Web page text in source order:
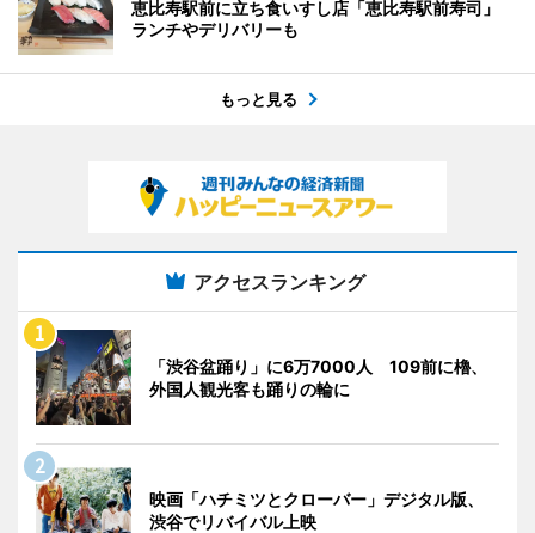
恵比寿駅前に立ち食いすし店「恵比寿駅前寿司」
ランチやデリバリーも
もっと見る
アクセスランキング
「渋谷盆踊り」に6万7000人 109前に櫓、
外国人観光客も踊りの輪に
映画「ハチミツとクローバー」デジタル版、
渋谷でリバイバル上映